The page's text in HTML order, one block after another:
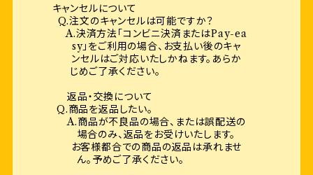
キャンセルについて
Q.注文のキャンセルは可能ですか？
A.決済方法「コンビニ決済またはPay-ea
sy」をご利用の場合、お支払い後のキャ
ンセルはご対応いたしかねます。あらか
じめご了承ください。
返品・交換について
Q.商品を返品したい。
A.商品が不良品の場合、または誤配送の
場合のみ、返品をお受けいたします。
お客様都合での商品の返品は承れませ
ん。予めご了承ください。